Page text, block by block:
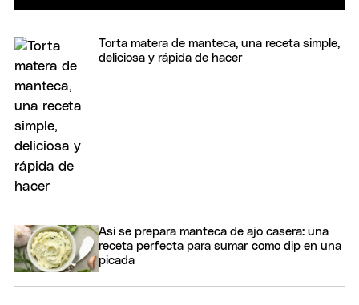
Torta matera de manteca, una receta simple,
deliciosa y rápida de hacer
Así se prepara manteca de ajo casera: una
receta perfecta para sumar como dip en una
picada